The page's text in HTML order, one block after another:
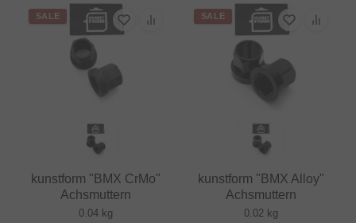
SALE
kunstform "BMX CrMo"
Achsmuttern
0.04 kg
SALE
kunstform "BMX Alloy"
Achsmuttern
0.02 kg